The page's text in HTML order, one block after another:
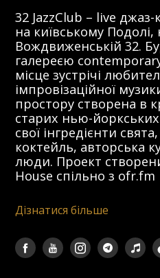
32 JazzClub – live
на київському Подолі,
Вождвиженській 32.
галереєю
місце зустрічі
імпровізаційної
простору створена в
старих нью-
свої інгредієнти
коктейль, авторська
люди. Проект
House спільно з ofr.fm
Дізнатися більше